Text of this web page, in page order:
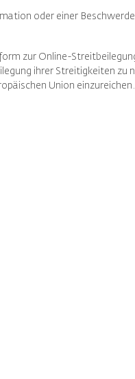
oder einer
zur Online-
ihrer Streitigkeiten zu
Union einzureichen.